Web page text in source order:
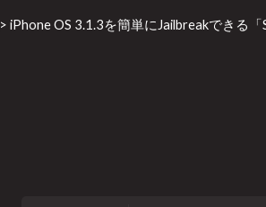
> iPhone OS 3.1.3を簡単にJailbreakできる「